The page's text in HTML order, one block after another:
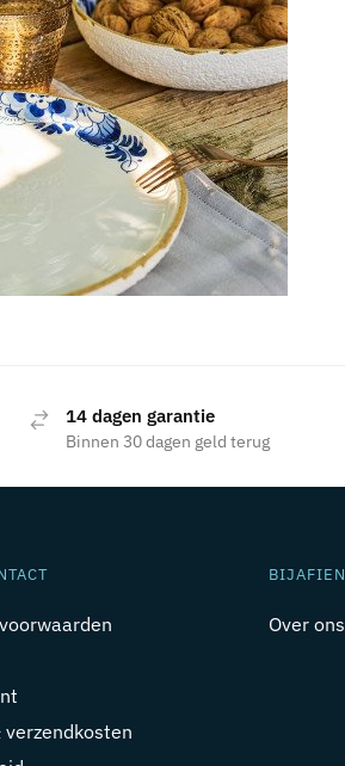
14 dagen garantie
Binnen 30 dagen geld terug
BIJAFIEN
Over ons